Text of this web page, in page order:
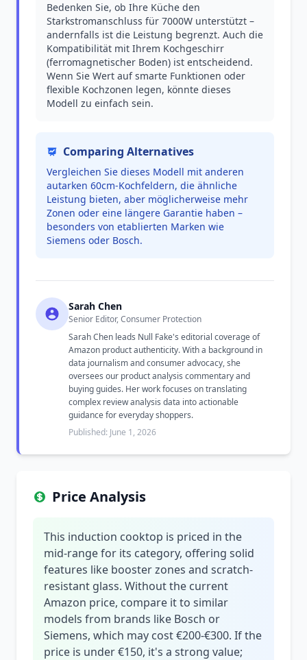
Bedenken Sie, ob Ihre Küche den
Starkstromanschluss für 7000W unterstützt –
andernfalls ist die Leistung begrenzt. Auch die
Kompatibilität mit Ihrem Kochgeschirr
(ferromagnetischer Boden) ist entscheidend.
Wenn Sie Wert auf smarte Funktionen oder
flexible Kochzonen legen, könnte dieses
Modell zu einfach sein.
Comparing Alternatives
Vergleichen Sie dieses Modell mit anderen
autarken 60cm-Kochfeldern, die ähnliche
Leistung bieten, aber möglicherweise mehr
Zonen oder eine längere Garantie haben –
besonders von etablierten Marken wie
Siemens oder Bosch.
Sarah Chen
Senior Editor, Consumer Protection
Sarah Chen leads Null Fake's editorial coverage of
Amazon product authenticity. With a background in
data journalism and consumer advocacy, she
oversees our product analysis commentary and
buying guides. Her work focuses on translating
complex review analysis data into actionable
guidance for everyday shoppers.
Published: June 1, 2026
Price Analysis
This induction cooktop is priced in the
mid-range for its category, offering solid
features like booster zones and scratch-
resistant glass. Without the current
Amazon price, compare it to similar
models from brands like Bosch or
Siemens, which may cost €200-€300. If the
price is under €150, it's a strong value;